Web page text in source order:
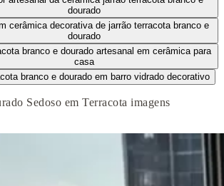
Sedoso em Terracota imagens